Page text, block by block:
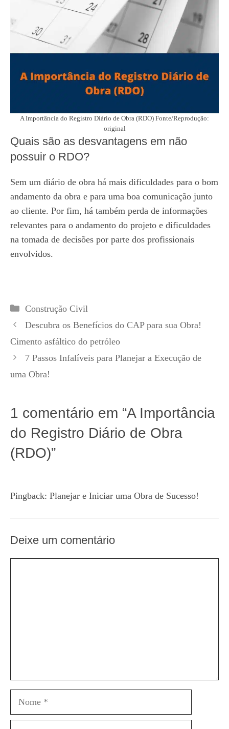
A Importância do Registro Diário de Obra (RDO) Fonte/Reprodução:
original
Quais são as desvantagens em não
possuir o RDO?
Sem um diário de obra há mais dificuldades para o bom
andamento da obra e para uma boa comunicação junto
ao cliente. Por fim, há também perda de informações
relevantes para o andamento do projeto e dificuldades
na tomada de decisões por parte dos profissionais
envolvidos.
Categorias
Construção Civil
Descubra os Benefícios do CAP para sua Obra!
Cimento asfáltico do petróleo
7 Passos Infalíveis para Planejar a Execução de
uma Obra!
1 comentário em “A Importância
do Registro Diário de Obra
(RDO)”
Pingback: Planejar e Iniciar uma Obra de Sucesso!
Deixe um comentário